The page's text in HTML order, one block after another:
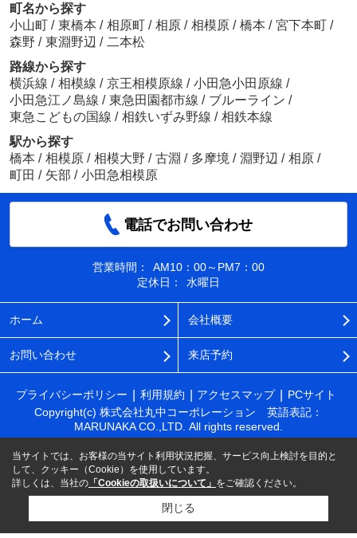
町名から探す
小山町 / 東橋本 / 相原町 / 相原 / 相模原 / 橋本 / 宮下本町 /
森野 / 東淵野辺 / 二本松
路線から探す
横浜線 / 相模線 / 京王相模原線 / 小田急小田原線 /
小田急江ノ島線 / 東急田園都市線 / ブルーライン /
東急こどもの国線 / 相鉄いずみ野線 / 相鉄本線
駅から探す
橋本 / 相模原 / 相模大野 / 古淵 / 多摩境 / 淵野辺 / 相原 /
町田 / 矢部 / 小田急相模原
電話でお問い合わせ
営業時間：
AM10：00～PM7：00
定休日：
水曜日
ホーム 会社概要
お問い合わせ 来店予約
プライバシーポリシー 利用規約 アクセスマップ
PCサイト
Copyright(c) 株式会社丸中コーポレーション 英語表記：
MARUNAKA CO.,LTD. All rights reserved.
当サイトでは、お客様の当サイト利用状況把握、サービス向上検討を目的と
して、クッキー（Cookie）を使用しています。
詳しくは、当社の 「Cookieの取扱いについて」 をご確認ください。
閉じる